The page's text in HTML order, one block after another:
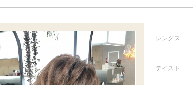
レングス
テイスト